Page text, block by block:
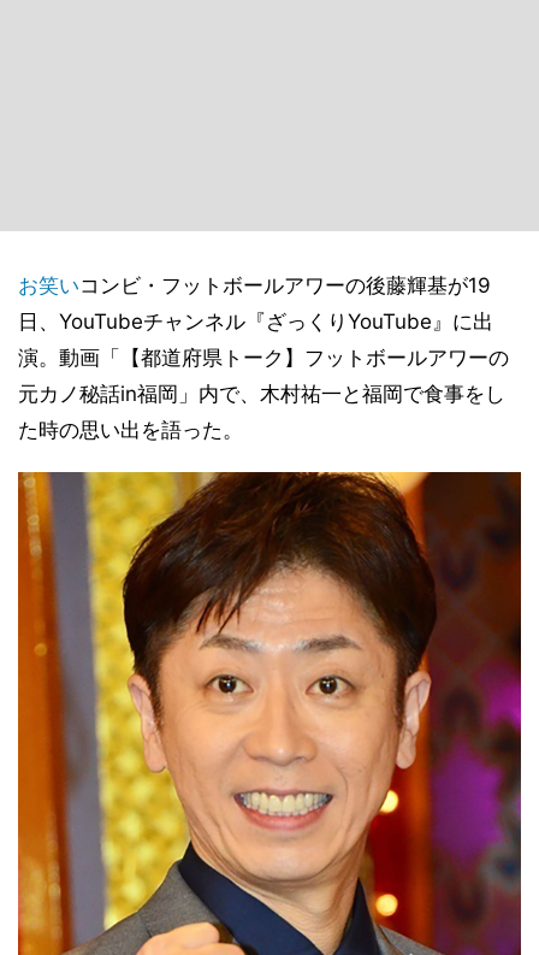
お笑いコンビ・フットボールアワーの後藤輝基が19
日、YouTubeチャンネル『ざっくりYouTube』に出
演。動画「【都道府県トーク】フットボールアワーの
元カノ秘話in福岡」内で、木村祐一と福岡で食事をし
た時の思い出を語った。